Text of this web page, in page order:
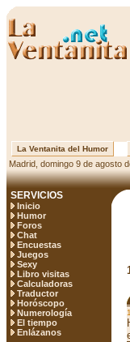
La Ventanita del Humor
Madrid, domingo 9 de agosto
SERVICIOS
Inicio
Humor
Foros
Chat
Encuestas
Juegos
Sexy
Libro visitas
Calculadoras
Traductor
Horóscopo
Numerología
El tiempo
Enlázanos